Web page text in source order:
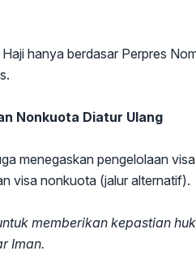
Haji hanya berdasar Perpres
Nonkuota Diatur Ulang
menegaskan pengelolaan
visa nonkuota (jalur alternatif).
memberikan kepastian
Iman.